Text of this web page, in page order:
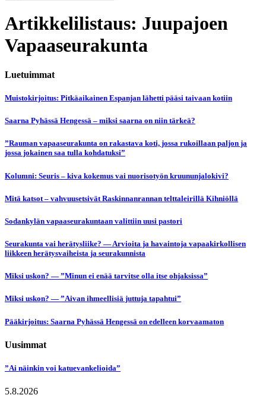
Artikkelilistaus: Juupajoen
Vapaaseurakunta
Luetuimmat
Muistokirjoitus: Pitkäaikainen Espanjan lähetti pääsi taivaan kotiin
Saarna Pyhässä Hengessä – miksi saarna on niin tärkeä?
”Rauman vapaaseurakunta on rakastava koti, jossa rukoillaan paljon ja
jossa jokainen saa tulla kohdatuksi”
Kolumni: Seuris – kiva kokemus vai nuorisotyön kruununjalokivi?
Mitä katsot – vahvuusetsivät Raskinnanrannan telttaleirillä Kihniöllä
Sodankylän vapaaseurakuntaan valittiin uusi pastori
Seurakunta vai herätysliike? — Arvioita ja havaintoja vapaakirkollisen
liikkeen herätysvaiheista ja seurakunnista
Miksi uskon? — ”Minun ei enää tarvitse olla itse ohjaksissa”
Miksi uskon? — ”Aivan ihmeellisiä juttuja tapahtui”
Pääkirjoitus: Saarna Pyhässä Hengessä on edelleen korvaamaton
Uusimmat
”Ai näinkin voi katuevankelioida”
5.8.2026